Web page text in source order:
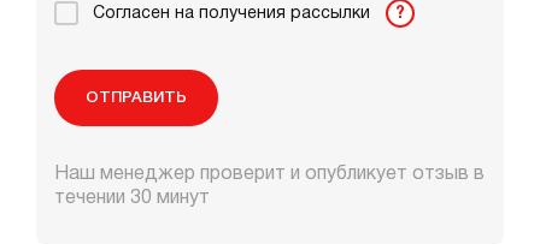
Согласен на получения рассылки ?
ОТПРАВИТЬ
Наш менеджер проверит и опубликует отзыв в
течении 30 минут